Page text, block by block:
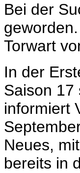
Bei der
Torwart
In der
Saison 17
informiert
Neues,
bereits in